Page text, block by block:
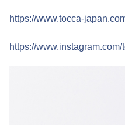
https://www.tocca-
https://